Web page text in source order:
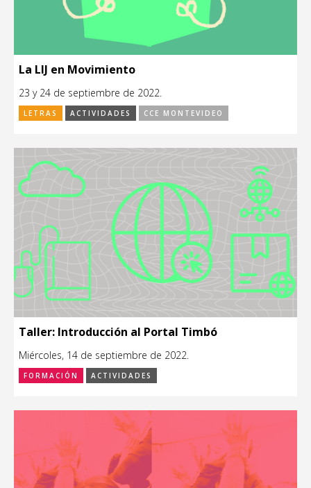
La LIJ en Movimiento
23 y 24 de septiembre de 2022.
LETRAS ACTIVIDADES CCE MONTEVIDEO
Taller: Introducción al Portal Timbó
Miércoles, 14 de septiembre de 2022.
FORMACIÓN ACTIVIDADES